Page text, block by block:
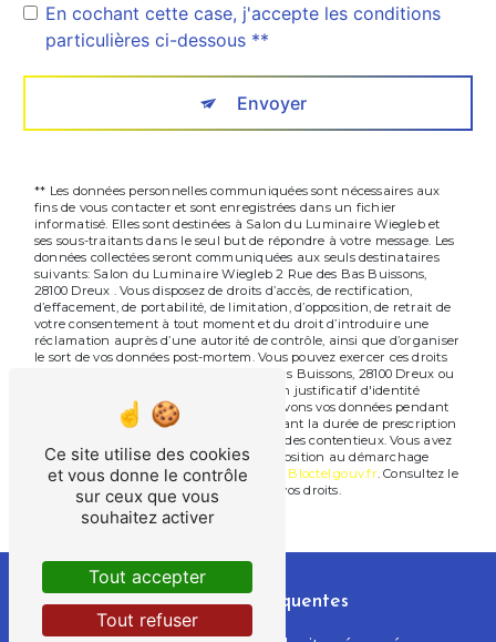
En cochant cette case, j'accepte les conditions
particulières ci-dessous **
Envoyer
** Les données personnelles communiquées sont nécessaires aux
fins de vous contacter et sont enregistrées dans un fichier
informatisé. Elles sont destinées à Salon du Luminaire Wiegleb et
ses sous-traitants dans le seul but de répondre à votre message. Les
données collectées seront communiquées aux seuls destinataires
suivants: Salon du Luminaire Wiegleb 2 Rue des Bas Buissons,
28100 Dreux . Vous disposez de droits d’accès, de rectification,
d’effacement, de portabilité, de limitation, d’opposition, de retrait de
votre consentement à tout moment et du droit d’introduire une
réclamation auprès d’une autorité de contrôle, ainsi que d’organiser
le sort de vos données post-mortem. Vous pouvez exercer ces droits
par voie postale à l'adresse 2 Rue des Bas Buissons, 28100 Dreux ou
par courrier électronique à l'adresse . Un justificatif d'identité
pourra vous être demandé. Nous conservons vos données pendant
la période de prise de contact puis pendant la durée de prescription
légale aux fins probatoires et de gestion des contentieux. Vous avez
le droit de vous inscrire sur la liste d'opposition au démarchage
téléphonique, disponible à cette adresse: Bloctel.gouv.fr. Consultez le
site cnil.fr pour plus d’informations sur vos droits.
Recherches fréquentes
Ce site utilise des cookies
et vous donne le contrôle
sur ceux que vous
souhaitez activer
Tout accepter
Tout refuser